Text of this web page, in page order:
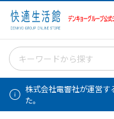
株式会社電響社が運営
た。